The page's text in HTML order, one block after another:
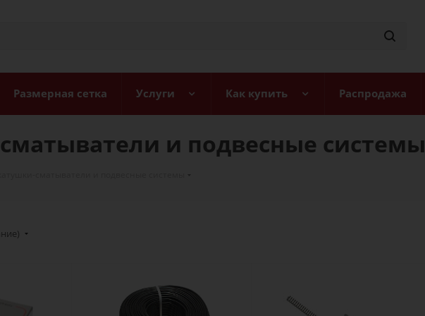
Размерная сетка Услуги Как купить Распродажа
и подвесные системы